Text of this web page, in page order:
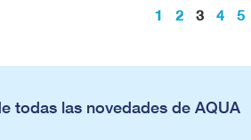
1 2 3 4 5
todas las novedades de AQUA